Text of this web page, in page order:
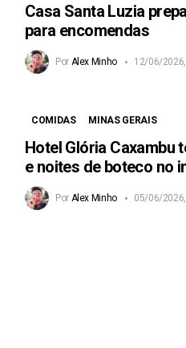
Casa Santa Luzia
para encomendas
Por Alex Minho 12/06/
COMIDAS MINAS GERAIS
Hotel Glória Caxambu
e noites de boteco no
Por Alex Minho 05/06/